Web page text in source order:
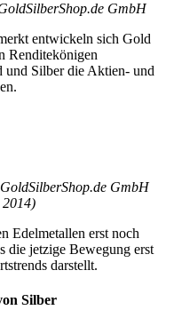
GmbH
entwickeln sich Gold
Renditekönigen
und Silber die Aktien- und
GmbH
Edelmetallen erst noch
die jetzige Bewegung erst
darstellt.
Silber